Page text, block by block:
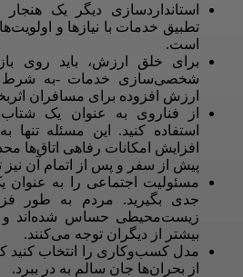
استانداردسازی دیگر یک
تطبیق خدمات با نیازها و
است.
برای خلق ارزش، باید روی
شخصی‌سازی خدمات -به ‌شرط
ارزش افزوده برای مسافران
از فناروی به‌ عنوان یک
استفاده کنید. این مسئله تنها
افزایش امکانات رفاهی اتاق‌ها
پیش از سفر و پس از اتمام آن نیز
مسئولیت اجتماعی را به‌ عنوان
جدی بگیرید. مردم به‌ طور
زیست‌محیطی حساس شده‌اند و
بیشتر از دیگران توجه می‌کنند.
مدل کسب‌وکاری را انتخاب کنید
از بحران‌ها جان سالم به ‌در ببرد.